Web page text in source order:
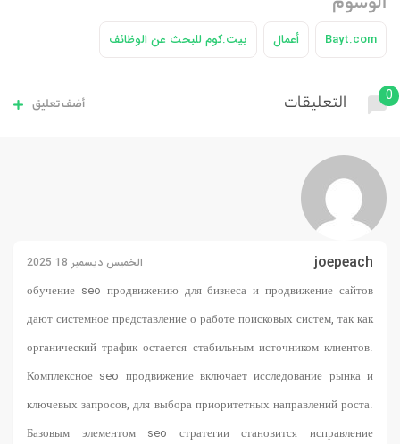
Bayt.com أعمال بيت.كوم للبحث عن الوظائف
0 التعليقات أضف تعليق
joepeach الخميس ديسمبر 18 2025
обучение seo продвижению для бизнеса и продвижение сайтов
дают системное представление о работе поисковых систем, так как
органический трафик остается стабильным источником клиентов.
Комплексное seo продвижение включает исследование рынка и
ключевых запросов, для выбора приоритетных направлений роста.
Базовым элементом seo стратегии становится исправление